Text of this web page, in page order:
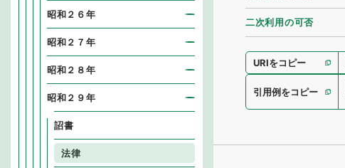
二次利用の可否
URIをコピー
引用例をコピー
昭和２６年
昭和２７年
昭和２８年
昭和２９年
詔書
法律